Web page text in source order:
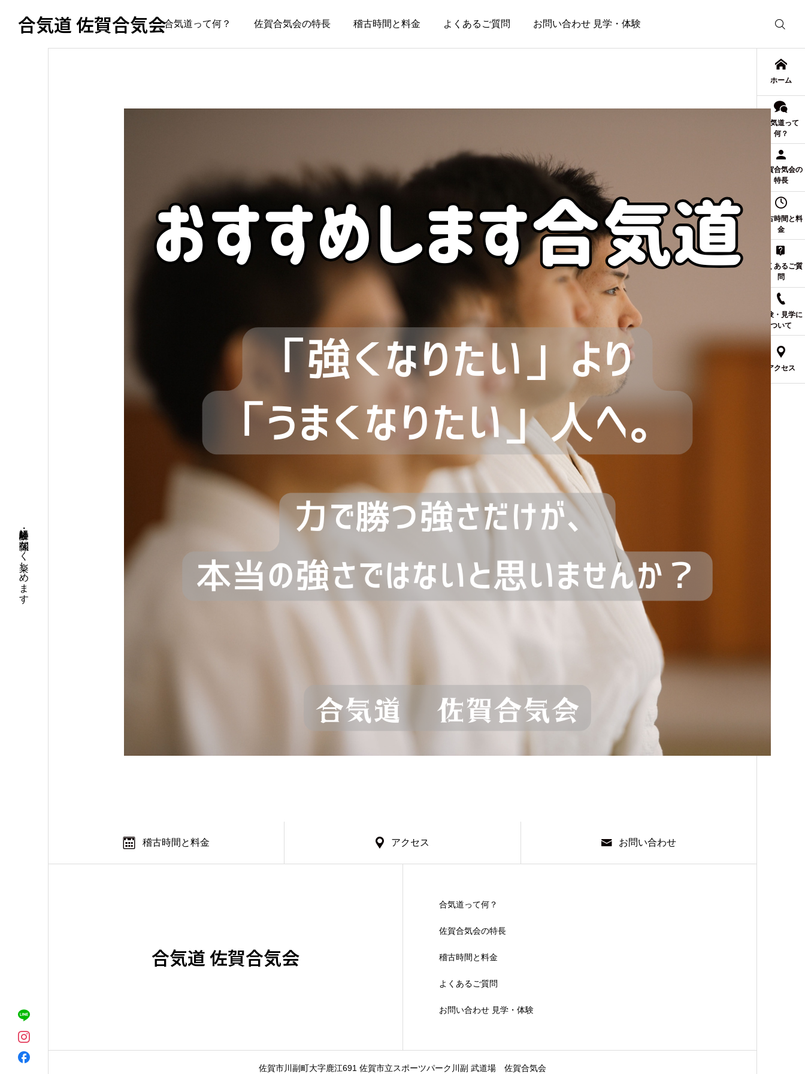
合気道 佐賀合気会合気道って何？ 佐賀合気会の特長 稽古時間と料金 よくあるご質問 お問い合わせ 見学・体験
年齢・経験に関係なく楽しめます
ホーム
合気道って
何？
佐賀合気会の
特長
稽古時間と料
金
よくあるご質
問
体験・見学に
ついて
アクセス
稽古時間と料金 アクセス お問い合わせ
合気道 佐賀合気会
合気道って何？
佐賀合気会の特長
稽古時間と料金
よくあるご質問
お問い合わせ 見学・体験
佐賀市川副町大字鹿江691 佐賀市立スポーツパーク川副 武道場 佐賀合気会